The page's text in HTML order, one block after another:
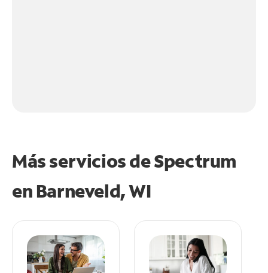
Más servicios de Spectrum
en Barneveld, WI